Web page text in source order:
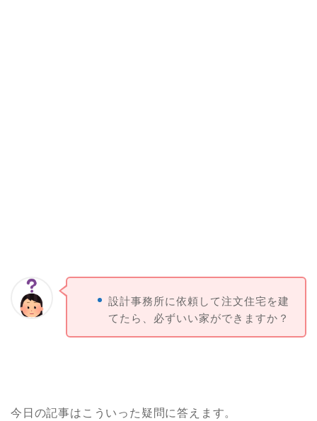
設計事務所に依頼して注文住宅を建
てたら、必ずいい家ができますか？
今日の記事はこういった疑問に答えます。